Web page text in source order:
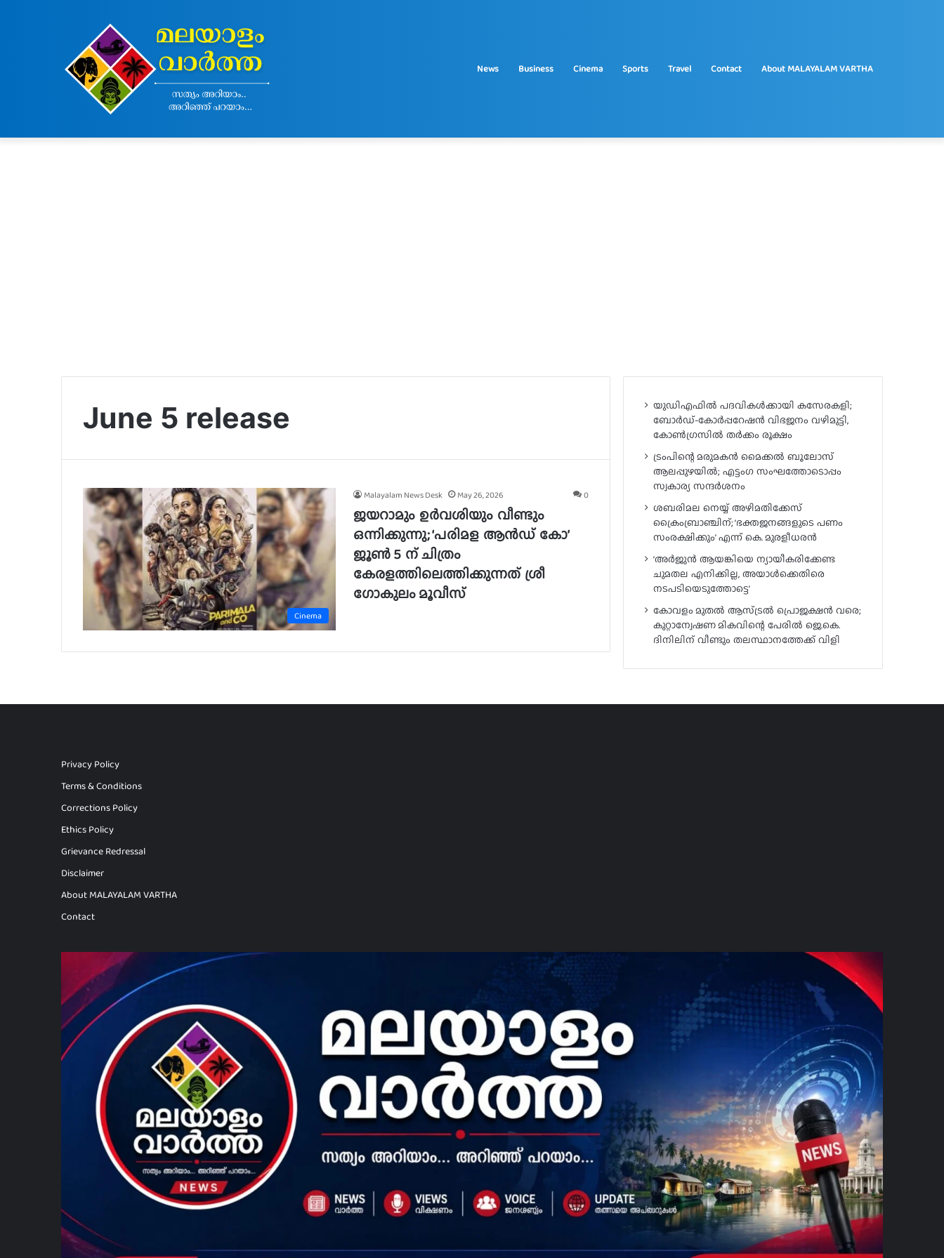
News Business Cinema Sports Travel Contact About MALAYALAM VARTHA
June 5 release
Cinema
Malayalam News Desk May 26, 2026 0
ജയറാമും ഉർവശിയും വീണ്ടും
ഒന്നിക്കുന്നു; ‘പരിമള ആൻഡ് കോ’
ജൂൺ 5 ന് ചിത്രം
കേരളത്തിലെത്തിക്കുന്നത് ശ്രീ
ഗോകുലം മൂവീസ്
യുഡിഎഫിൽ പദവികൾക്കായി കസേരകളി;
ബോർഡ്-കോർപ്പറേഷൻ വിഭജനം വഴിമുട്ടി,
കോൺഗ്രസിൽ തർക്കം രൂക്ഷം
ട്രംപിന്റെ മരുമകൻ മൈക്കൽ ബൂലോസ്
ആലപ്പുഴയിൽ; എട്ടംഗ സംഘത്തോടൊപ്പം
സ്വകാര്യ സന്ദർശനം
ശബരിമല നെയ്യ് അഴിമതിക്കേസ്
ക്രൈംബ്രാഞ്ചിന്; ‘ഭക്തജനങ്ങളുടെ പണം
സംരക്ഷിക്കും’ എന്ന് കെ. മുരളീധരൻ
‘അർജുൻ ആയങ്കിയെ ന്യായീകരിക്കേണ്ട
ചുമതല എനിക്കില്ല, അയാൾക്കെതിരെ
നടപടിയെടുത്തോട്ടെ’
കോവളം മുതൽ ആസ്ട്രൽ പ്രൊജക്ഷൻ വരെ;
കുറ്റാന്വേഷണ മികവിന്റെ പേരിൽ ജെ.കെ.
ദിനിലിന് വീണ്ടും തലസ്ഥാനത്തേക്ക് വിളി
Privacy Policy
Terms & Conditions
Corrections Policy
Ethics Policy
Grievance Redressal
Disclaimer
About MALAYALAM VARTHA
Contact